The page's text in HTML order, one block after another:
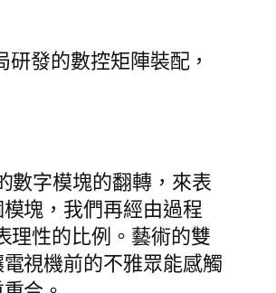
發的數控矩陣裝配，
數字模塊的翻轉，來表
塊，我們再經由過程
理性的比例。藝術的雙
視機前的不雅眾能感觸